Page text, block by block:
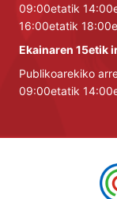
09:00etatik
16:00etatik
Ekainaren 15etik
Publikoarekiko
09:00etatik